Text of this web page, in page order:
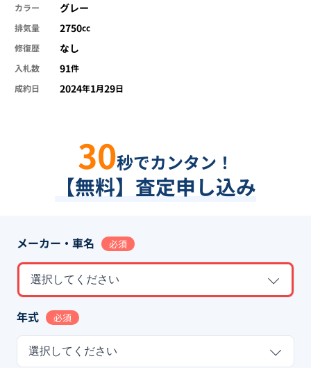
カラー
グレー
排気量 2750cc
修復歴
なし
入札数 91件
成約日
2024年1月29日
30秒でカンタン！
【無料】査定申し込み
メーカー・車名 必須
選択してください
年式 必須
選択してください